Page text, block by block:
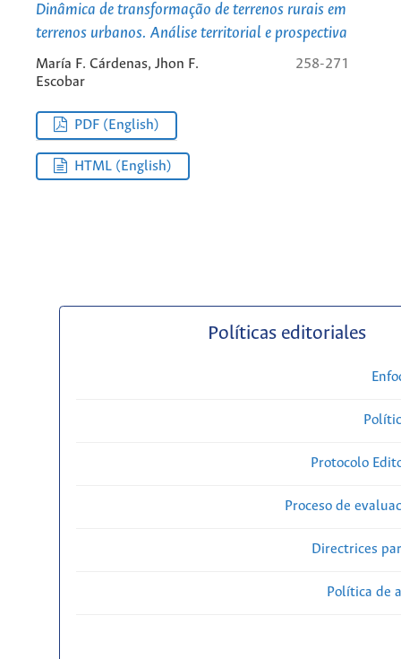
Dinâmica de transformação de terrenos rurais em
terrenos urbanos. Análise territorial e prospectiva
María F. Cárdenas, Jhon F.
Escobar
258-271
PDF (English)
HTML (English)
Políticas editoriales
Protocolo
Proceso de
Directrices
Política de